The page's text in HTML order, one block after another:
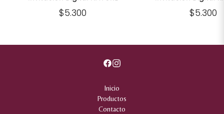
$5.300 $5.300
Inicio
Productos
Contacto